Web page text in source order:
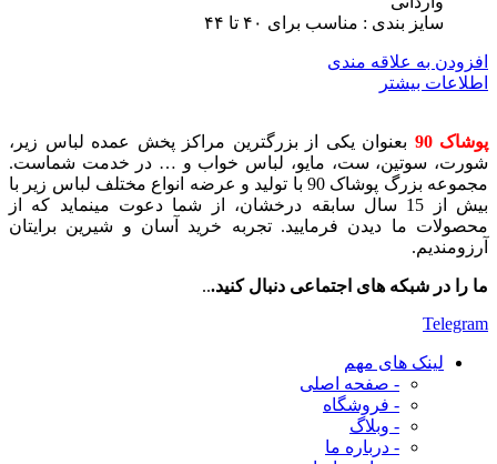
سایز بندی : مناسب برای ۴٠ تا ۴۴
افزودن به علاقه مندی
اطلاعات بیشتر
پوشاک 90
بعنوان یکی از بزرگترین مراکز پخش عمده لباس زیر،
شورت، سوتین، ست، مایو، لباس خواب و … در خدمت شماست.
مجموعه بزرگ پوشاک 90 با تولید و عرضه انواع مختلف لباس زیر با
بیش از 15 سال سابقه درخشان، از شما دعوت مینماید که از
محصولات ما دیدن فرمایید. تجربه خرید آسان و شیرین برایتان
آرزومندیم.
ما را در شبکه های اجتماعی دنبال کنید...
Telegram
لینک های مهم
- صفحه اصلی
- فروشگاه
- وبلاگ
- درباره ما